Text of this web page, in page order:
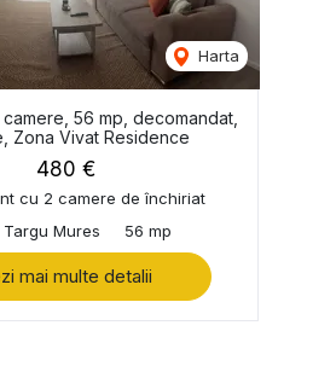
Harta
56 mp, decomandat,
Zona Vivat Residence
480 €
cu 2 camere de închiriat
Mures
56 mp
mai multe detalii